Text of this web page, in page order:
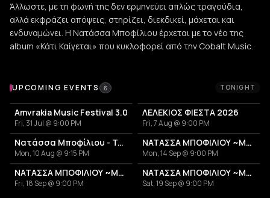
Άλλωστε, με τη φωνή της δεν ερμηνεύει απλώς τραγούδια,
αλλά εκφράζει απόψεις, στηρίζει, διεκδικεί, μάχεται και
ενδυναμώνει. Η Νατάσσα Μποφίλιου έρχεται με το νέο της
album «Κάτι Καίγεται» που κυκλοφορεί από την Cobalt Music.
Upcoming Events
UPCOMING EVENTS 6 TONIGHT
Amvrakia Music Festival 3.0
Fri, 31 Jul @ 9:00 PM
ΛΕΛΕΚΙΟΣ ΦΙΕΣΤΑ 2026
Fri, 7 Aug @ 9:00 PM
Νατάσσα Μποφίλιου - Το ΜΕΤΡΗΜΑ
Mon, 10 Aug @ 9:15 PM
ΝΑΤΑΣΣΑ ΜΠΟΦΙΛΙΟΥ ~ΜΕΤΡΗΜΑ~
Mon, 14 Sep @ 9:00 PM
ΝΑΤΑΣΣΑ ΜΠΟΦΙΛΙΟΥ ~ΜΕΤΡΗΜΑ~
Fri, 18 Sep @ 9:00 PM
ΝΑΤΑΣΣΑ ΜΠΟΦΙΛΙΟΥ ~ΜΕΤΡΗΜΑ~
Sat, 19 Sep @ 9:00 PM